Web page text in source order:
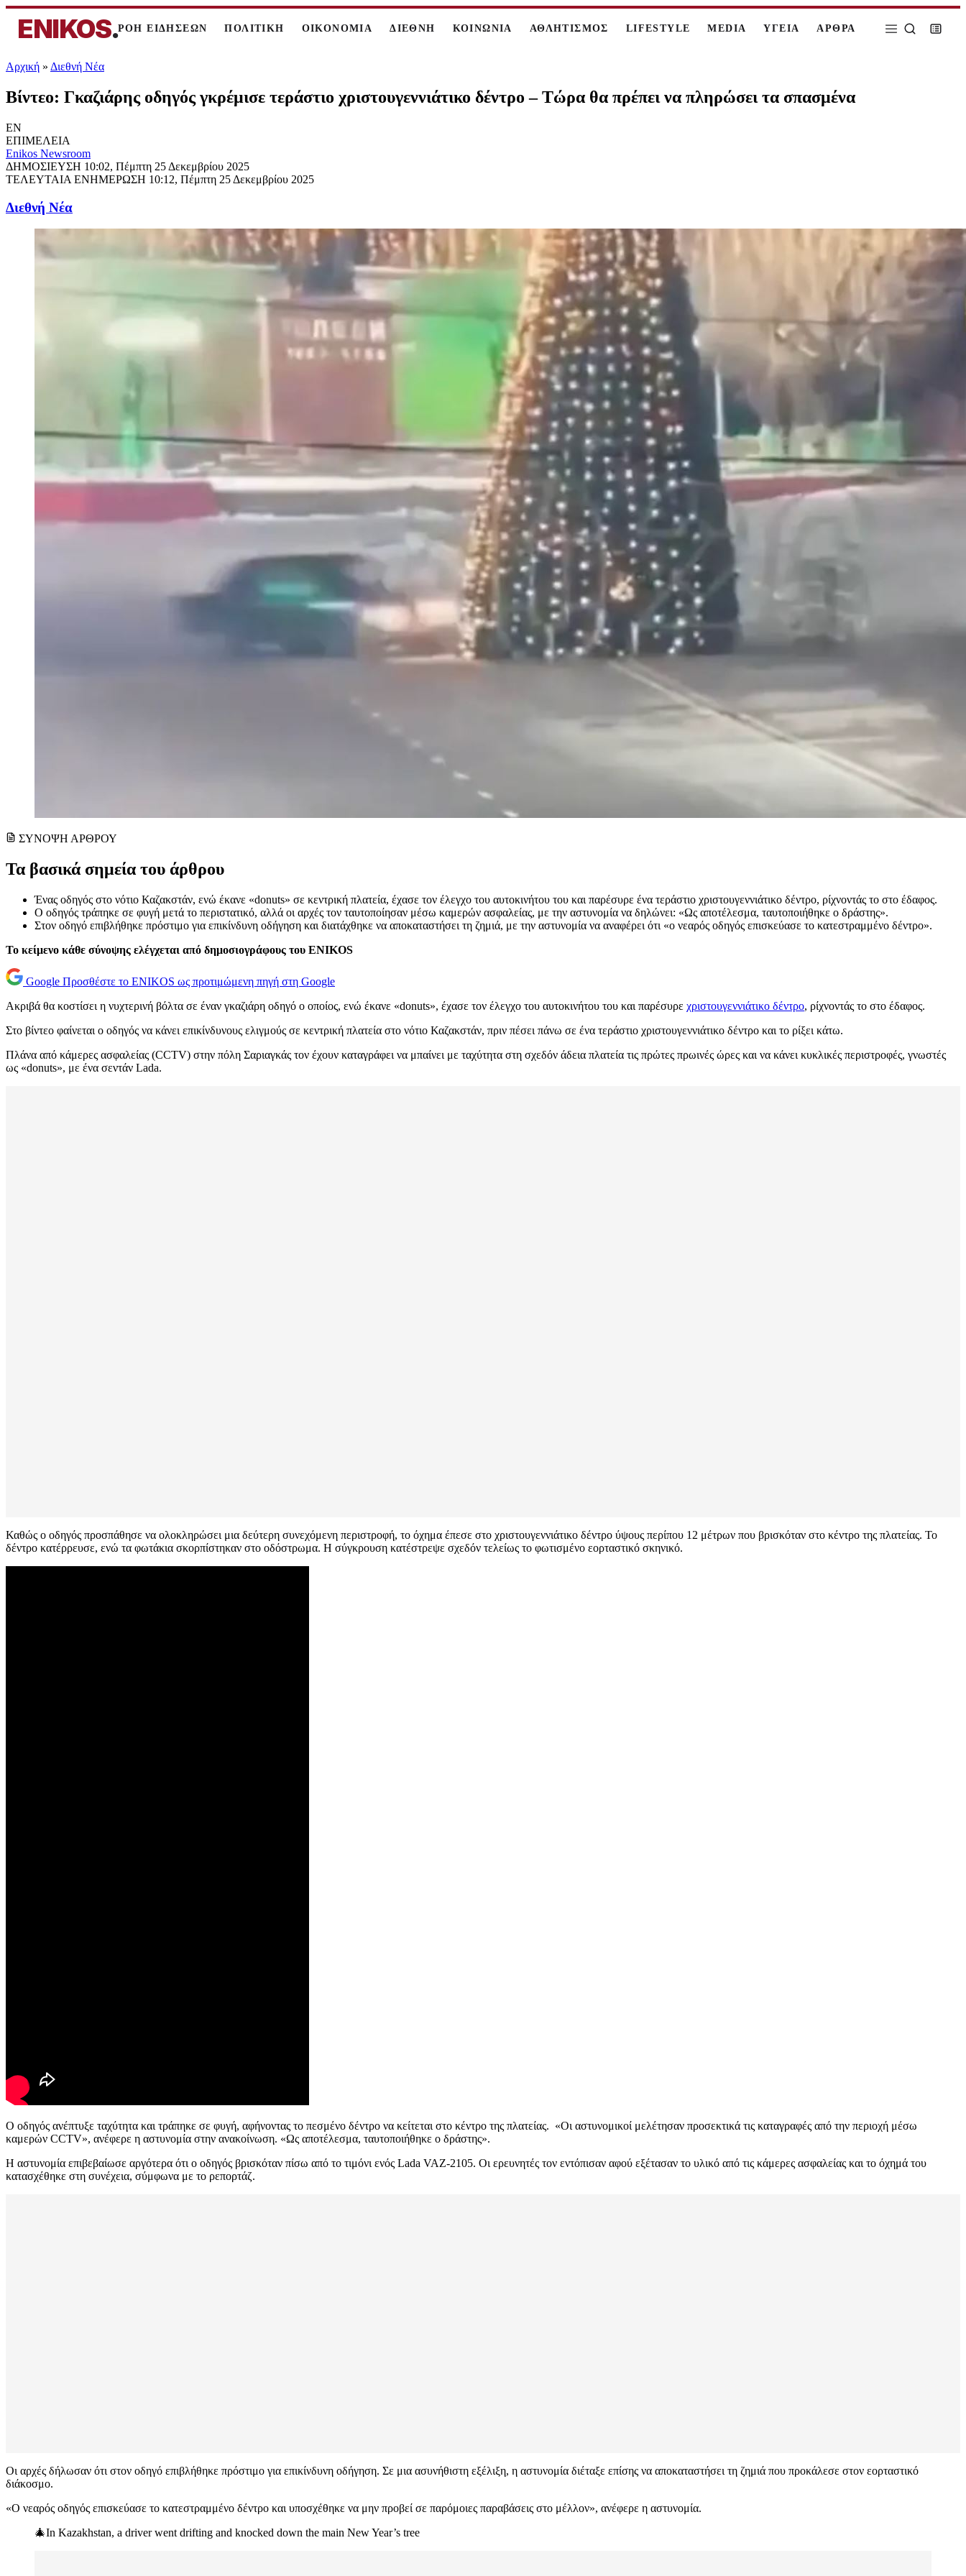
ENIKOS.ΡΟΗ ΕΙΔΗΣΕΩΝ ΠΟΛΙΤΙΚΗ ΟΙΚΟΝΟΜΙΑ ΔΙΕΘΝΗ ΚΟΙΝΩΝΙΑ ΑΘΛΗΤΙΣΜΟΣ LIFESTYLE MEDIA ΥΓΕΙΑ ΑΡΘΡΑ
Αρχική » Διεθνή Νέα
Βίντεο: Γκαζιάρης οδηγός γκρέμισε τεράστιο χριστουγεννιάτικο δέντρο – Τώρα θα πρέπει να πληρώσει τα σπασμένα
EN
ΕΠΙΜΕΛΕΙΑ
Enikos Newsroom
ΔΗΜΟΣΙΕΥΣΗ 10:02, Πέμπτη 25 Δεκεμβρίου 2025
ΤΕΛΕΥΤΑΙΑ ΕΝΗΜΕΡΩΣΗ 10:12, Πέμπτη 25 Δεκεμβρίου 2025
Διεθνή Νέα
ΣΥΝΟΨΗ ΑΡΘΡΟΥ
Τα βασικά σημεία του άρθρου
Ένας οδηγός στο νότιο Καζακστάν, ενώ έκανε «donuts» σε κεντρική πλατεία, έχασε τον έλεγχο του αυτοκινήτου του και παρέσυρε ένα τεράστιο χριστουγεννιάτικο δέντρο, ρίχνοντάς το στο έδαφος.
Ο οδηγός τράπηκε σε φυγή μετά το περιστατικό, αλλά οι αρχές τον ταυτοποίησαν μέσω καμερών ασφαλείας, με την αστυνομία να δηλώνει: «Ως αποτέλεσμα, ταυτοποιήθηκε ο δράστης».
Στον οδηγό επιβλήθηκε πρόστιμο για επικίνδυνη οδήγηση και διατάχθηκε να αποκαταστήσει τη ζημιά, με την αστυνομία να αναφέρει ότι «ο νεαρός οδηγός επισκεύασε το κατεστραμμένο δέντρο».
Το κείμενο κάθε σύνοψης ελέγχεται από δημοσιογράφους του ENIKOS
Google Προσθέστε το ENIKOS ως προτιμώμενη πηγή στη Google
Ακριβά θα κοστίσει η νυχτερινή βόλτα σε έναν γκαζιάρη οδηγό ο οποίος, ενώ έκανε «donuts», έχασε τον έλεγχο του αυτοκινήτου του και παρέσυρε χριστουγεννιάτικο δέντρο, ρίχνοντάς το στο έδαφος.
Στο βίντεο φαίνεται ο οδηγός να κάνει επικίνδυνους ελιγμούς σε κεντρική πλατεία στο νότιο Καζακστάν, πριν πέσει πάνω σε ένα τεράστιο χριστουγεννιάτικο δέντρο και το ρίξει κάτω.
Πλάνα από κάμερες ασφαλείας (CCTV) στην πόλη Σαριαγκάς τον έχουν καταγράφει να μπαίνει με ταχύτητα στη σχεδόν άδεια πλατεία τις πρώτες πρωινές ώρες και να κάνει κυκλικές περιστροφές, γνωστές
ως «donuts», με ένα σεντάν Lada.
Καθώς ο οδηγός προσπάθησε να ολοκληρώσει μια δεύτερη συνεχόμενη περιστροφή, το όχημα έπεσε στο χριστουγεννιάτικο δέντρο ύψους περίπου 12 μέτρων που βρισκόταν στο κέντρο της πλατείας. Το
δέντρο κατέρρευσε, ενώ τα φωτάκια σκορπίστηκαν στο οδόστρωμα. Η σύγκρουση κατέστρεψε σχεδόν τελείως το φωτισμένο εορταστικό σκηνικό.
Ο οδηγός ανέπτυξε ταχύτητα και τράπηκε σε φυγή, αφήνοντας το πεσμένο δέντρο να κείτεται στο κέντρο της πλατείας. «Οι αστυνομικοί μελέτησαν προσεκτικά τις καταγραφές από την περιοχή μέσω
καμερών CCTV», ανέφερε η αστυνομία στην ανακοίνωση. «Ως αποτέλεσμα, ταυτοποιήθηκε ο δράστης».
Η αστυνομία επιβεβαίωσε αργότερα ότι ο οδηγός βρισκόταν πίσω από το τιμόνι ενός Lada VAZ-2105. Οι ερευνητές τον εντόπισαν αφού εξέτασαν το υλικό από τις κάμερες ασφαλείας και το όχημά του
κατασχέθηκε στη συνέχεια, σύμφωνα με το ρεπορτάζ.
Οι αρχές δήλωσαν ότι στον οδηγό επιβλήθηκε πρόστιμο για επικίνδυνη οδήγηση. Σε μια ασυνήθιστη εξέλιξη, η αστυνομία διέταξε επίσης να αποκαταστήσει τη ζημιά που προκάλεσε στον εορταστικό
διάκοσμο.
«Ο νεαρός οδηγός επισκεύασε το κατεστραμμένο δέντρο και υποσχέθηκε να μην προβεί σε παρόμοιες παραβάσεις στο μέλλον», ανέφερε η αστυνομία.
🎄In Kazakhstan, a driver went drifting and knocked down the main New Year’s tree